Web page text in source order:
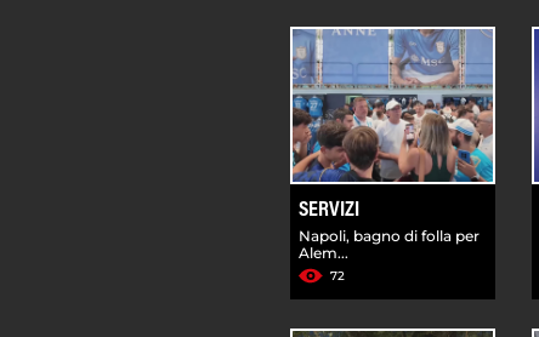
SERVIZI
Napoli, bagno di folla per
Alem...
72